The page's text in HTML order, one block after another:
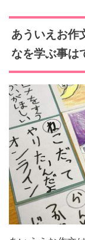
あういえお作
なを学ぶ事は